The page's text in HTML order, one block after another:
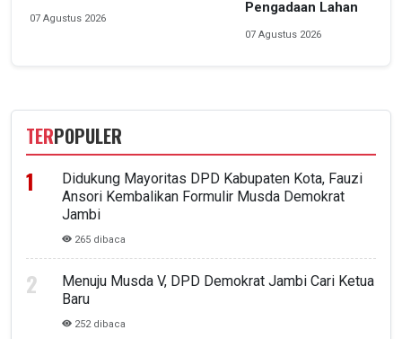
07 Agustus 2026
Pengadaan Lahan
07 Agustus 2026
TERPOPULER
Didukung Mayoritas DPD Kabupaten Kota, Fauzi
Ansori Kembalikan Formulir Musda Demokrat
Jambi
265 dibaca
Menuju Musda V, DPD Demokrat Jambi Cari Ketua
Baru
252 dibaca